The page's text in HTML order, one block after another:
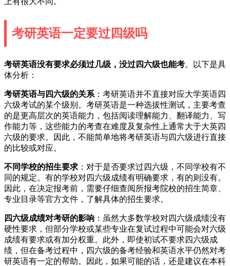
考研英语一定要过四级吗
考研英语没有要求必须过几级，没过四六级也能考。以下是具
体分析：
考研英语与四六级的关系 ：考研英语并不直接对应大学英语四
六级考试的某个级别。考研英语是一种选拔性测试，主要考查
的是更高层次的英语能力，包括阅读理解能力、翻译能力、写
作能力等，这些能力的考查在难度及复杂性上通常大于大英四
六级的要求。因此，不能简单地将考研英语与四六级进行直接
的比较或对应。
不同学校的招生要求 ：对于是否要求过四六级，不同学校有不
同的规定。有的学校对四六级成绩有明确要求，有的则没有。
因此，在决定报考前，需要仔细查阅所报考院校的招生简章、
专业目录等官方文件，了解具体的招生要求。
四六级成绩对考研的影响 ：虽然大多数学校对四六级成绩没有
硬性要求，但部分学校或某些专业在复试过程中可能会对六级
成绩有要求或有加分权重。此外，即使初试不要求四六级成
绩，但在备考过程中，四六级的备考经验和英语水平仍然对考
研英语有一定的帮助。因此，如果可能的话，还是建议在本科